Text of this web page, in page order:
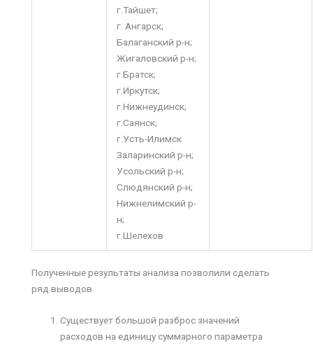
г.Тайшет;
г. Ангарск;
Балаганский р-н;
Жигаловский р-н;
г.Братск;
г.Иркутск;
г.Нижнеудинск;
г.Саянск;
г.Усть-Илимск
Заларинский р-н;
Усольский р-н;
Слюдянский р-н;
Нижнелимский р-
н;
г.Шелехов
Полученные результаты анализа позволили сделать
ряд выводов.
Существует большой разброс значений
расходов на единицу суммарного параметра